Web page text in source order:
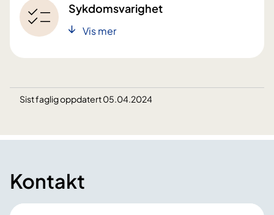
Sykdomsvarighet
Vis mer
Sist faglig oppdatert 05.04.2024
Kontakt